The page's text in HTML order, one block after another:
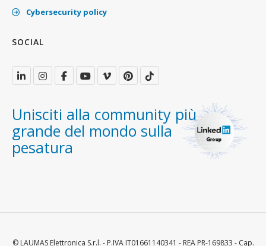
Cybersecurity policy
SOCIAL
Unisciti alla community più
grande del mondo sulla
pesatura
© LAUMAS Elettronica S.r.l. - P.IVA IT01661140341 - REA PR-169833 - Cap.